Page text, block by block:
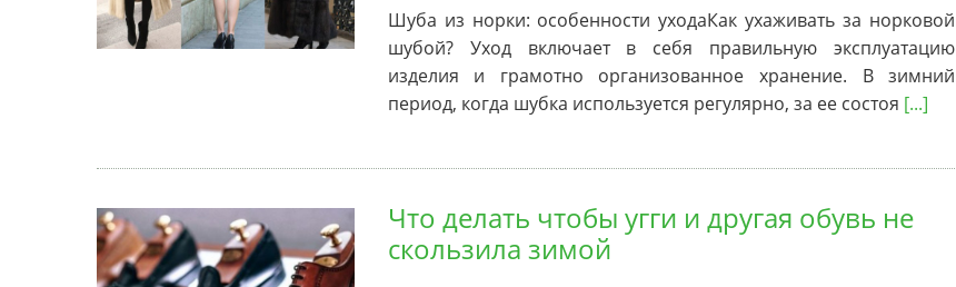
Шуба из норки: особенности уходаКак ухаживать за норковой
шубой? Уход включает в себя правильную эксплуатацию
изделия и грамотно организованное хранение. В зимний
период, когда шубка используется регулярно, за ее состоя [...]
Что делать чтобы угги и другая обувь не
скользила зимой